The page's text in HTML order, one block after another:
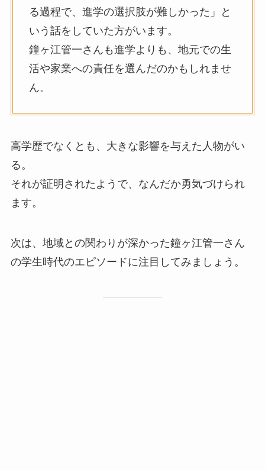
る過程で、進学の選択肢が難しかった」と
いう話をしていた方がいます。
鐘ヶ江管一さんも進学よりも、地元での生
活や家業への責任を選んだのかもしれませ
ん。
高学歴でなくとも、大きな影響を与えた人物がい
る。
それが証明されたようで、なんだか勇気づけられ
ます。
次は、地域との関わりが深かった鐘ヶ江管一さん
の学生時代のエピソードに注目してみましょう。